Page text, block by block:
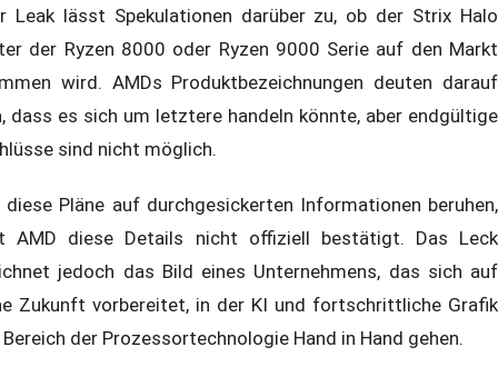
Leak lässt Spekulationen darüber zu, ob der Strix Halo
der Ryzen 8000 oder Ryzen 9000 Serie auf den Markt
wird. AMDs Produktbezeichnungen deuten darauf
dass es sich um letztere handeln könnte, aber endgültige
sind nicht möglich.
diese Pläne auf durchgesickerten Informationen beruhen,
AMD diese Details nicht offiziell bestätigt. Das Leck
jedoch das Bild eines Unternehmens, das sich auf
Zukunft vorbereitet, in der KI und fortschrittliche Grafik
der Prozessortechnologie Hand in Hand gehen.